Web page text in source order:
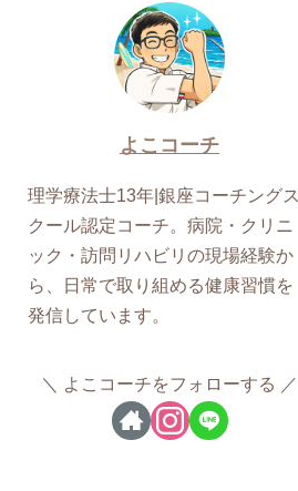
よこコーチ
理学療法士13年|銀座コーチングス
クール認定コーチ。病院・クリニ
ック・訪問リハビリの現場経験か
ら、日常で取り組める健康習慣を
発信しています。
よこコーチをフォローする